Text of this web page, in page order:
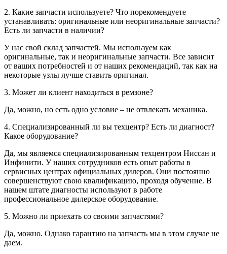
2. Какие запчасти используете? Что порекомендуете
устанавливать: оригинальные или неоригинальные запчасти?
Есть ли запчасти в наличии?
У нас свой склад запчастей. Мы используем как
оригинальные, так и неоригинальные запчасти. Все зависит
от ваших потребностей и от наших рекомендаций, так как на
некоторые узлы лучше ставить оригинал.
3. Может ли клиент находиться в ремзоне?
Да, можно, но есть одно условие – не отвлекать механика.
4. Специализированный ли вы техцентр? Есть ли диагност?
Какое оборудование?
Да, мы являемся специализированным техцентром Ниссан и
Инфинити. У наших сотрудников есть опыт работы в
сервисных центрах официальных дилеров. Они постоянно
совершенствуют свою квалификацию, проходя обучение. В
нашем штате диагносты используют в работе
профессиональное дилерское оборудование.
5. Можно ли приехать со своими запчастями?
Да, можно. Однако гарантию на запчасть мы в этом случае не
даем.